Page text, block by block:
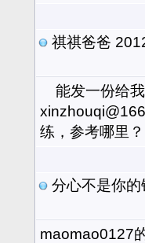
祺祺爸爸
能发一份给我
练，参考哪里？
分心不是你的
maomao0127